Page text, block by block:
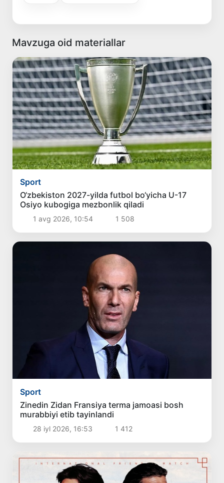
Mavzuga oid materiallar
Sport
O‘zbekiston 2027-yilda futbol bo‘yicha U-17
Osiyo kubogiga mezbonlik qiladi
1 avg 2026, 10:54 1 508
Sport
Zinedin Zidan Fransiya terma jamoasi bosh
murabbiyi etib tayinlandi
28 iyl 2026, 16:53 1 412